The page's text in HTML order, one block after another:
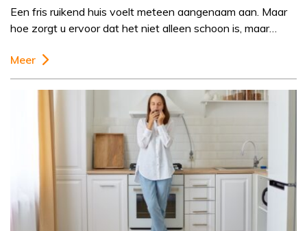
Een fris ruikend huis voelt meteen aangenaam aan. Maar
hoe zorgt u ervoor dat het niet alleen schoon is, maar…
Meer